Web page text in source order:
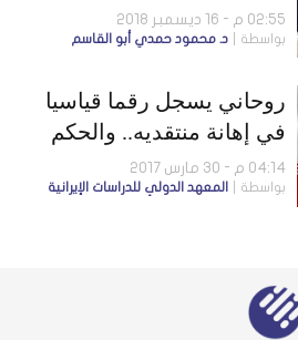
إيران
02:55 م - 16 ديسمبر 2018
بواسطة د. محمود حمدي أبو القاسم
روحاني يسجل رقما قياسيا
في إهانة منتقديه.. والحكم
على مترجمة بالإعدام
04:14 م - 30 مارس 2017
بواسطة المعهد الدولي للدراسات الإيرانية